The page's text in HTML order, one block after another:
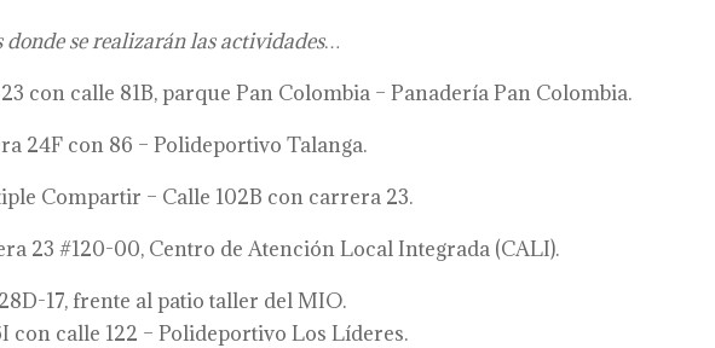
donde se realizarán las actividades…
con calle 81B, parque Pan Colombia – Panadería Pan Colombia.
24F con 86 – Polideportivo Talanga.
Compartir – Calle 102B con carrera 23.
23 #120-00, Centro de Atención Local Integrada (CALI).
17, frente al patio taller del MIO.
con calle 122 – Polideportivo Los Líderes.